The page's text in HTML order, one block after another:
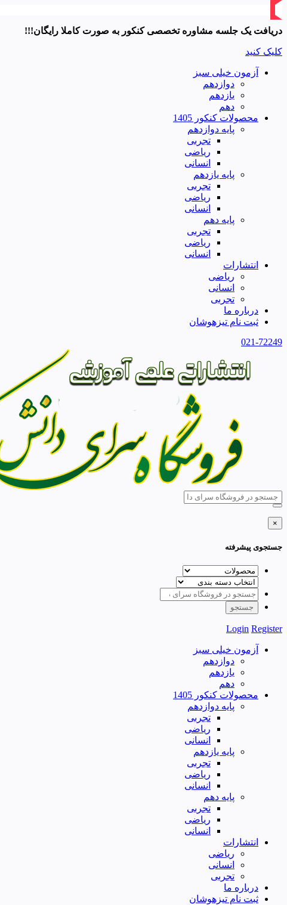
دریافت یک جلسه مشاوره تخصصی کنکور به صورت کاملا رایگان!!!
کلیک کنید
آزمون خیلی سبز
دوازدهم
یازدهم
دهم
محصولات کنکور 1405
پایه دوازدهم
تجربی
ریاضی
انسانی
پایه یازدهم
تجربی
ریاضی
انسانی
پایه دهم
تجربی
ریاضی
انسانی
انتشارات
ریاضی
انسانی
تجربی
درباره ما
ثبت نام تیزهوشان
021-72249
×
جستجوی پیشرفته
Login Register
آزمون خیلی سبز
دوازدهم
یازدهم
دهم
محصولات کنکور 1405
پایه دوازدهم
تجربی
ریاضی
انسانی
پایه یازدهم
تجربی
ریاضی
انسانی
پایه دهم
تجربی
ریاضی
انسانی
انتشارات
ریاضی
انسانی
تجربی
درباره ما
ثبت نام تیزهوشان